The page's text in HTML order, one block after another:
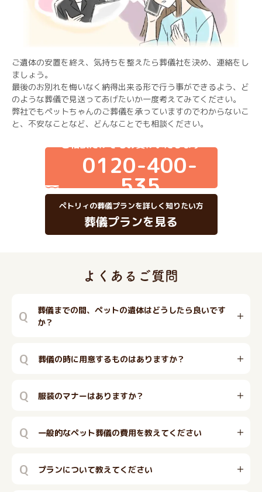
ご遺体の安置を終え、気持ちを整えたら葬儀社を決め、連絡をし
ましょう。
最後のお別れを悔いなく納得出来る形で行う事ができるよう、ど
のような葬儀で見送ってあげたいか一度考えてみてください。
弊社でもペットちゃんのご葬儀を承っていますのでわからないこ
と、不安なことなど、どんなことでも相談ください。
ご相談だけでもお受けいたします
0120-400-
535
ペトリィの葬儀プランを詳しく知りたい方
葬儀プランを見る
Q
葬儀までの間、ペットの遺体はどうしたら良いです
か？
Q 葬儀の時に用意するものはありますか？
Q 服装のマナーはありますか？
Q 一般的なペット葬儀の費用を教えてください
Q プランについて教えてください